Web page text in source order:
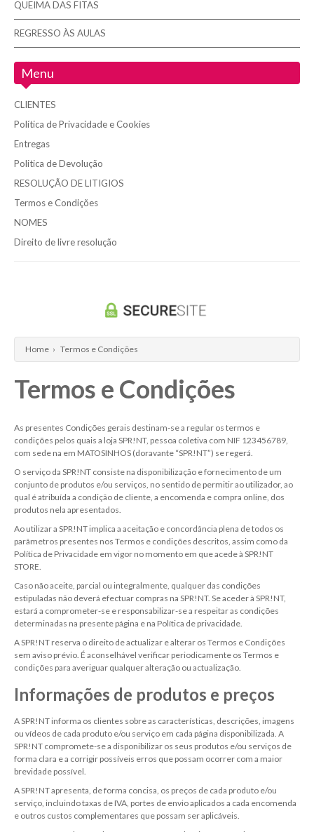
QUEIMA DAS FITAS
REGRESSO ÀS AULAS
Menu
CLIENTES
Política de Privacidade e Cookies
Entregas
Politica de Devolução
RESOLUÇÃO DE LITIGIOS
Termos e Condições
NOMES
Direito de livre resolução
Home › Termos e Condições
Termos e Condições
As presentes Condições gerais destinam-se a regular os termos e
condições pelos quais a loja SPR!NT, pessoa coletiva com NIF 123456789,
com sede na em MATOSINHOS (doravante “SPR!NT”) se regerá.
O serviço da SPR!NT consiste na disponibilização e fornecimento de um
conjunto de produtos e/ou serviços, no sentido de permitir ao utilizador, ao
qual é atribuída a condição de cliente, a encomenda e compra online, dos
produtos nela apresentados.
Ao utilizar a SPR!NT implica a aceitação e concordância plena de todos os
parâmetros presentes nos Termos e condições descritos, assim como da
Política de Privacidade em vigor no momento em que acede à SPR!NT
STORE.
Caso não aceite, parcial ou integralmente, qualquer das condições
estipuladas não deverá efectuar compras na SPR!NT. Se aceder à SPR!NT,
estará a comprometer-se e responsabilizar-se a respeitar as condições
determinadas na presente página e na Política de privacidade.
A SPR!NT reserva o direito de actualizar e alterar os Termos e Condições
sem aviso prévio. É aconselhável verificar periodicamente os Termos e
condições para averiguar qualquer alteração ou actualização.
Informações de produtos e preços
A SPR!NT informa os clientes sobre as características, descrições, imagens
ou vídeos de cada produto e/ou serviço em cada página disponibilizada. A
SPR!NT compromete-se a disponibilizar os seus produtos e/ou serviços de
forma clara e a corrigir possíveis erros que possam ocorrer com a maior
brevidade possível.
A SPR!NT apresenta, de forma concisa, os preços de cada produto e/ou
serviço, incluindo taxas de IVA, portes de envio aplicados a cada encomenda
e outros custos complementares que possam ser aplicáveis.